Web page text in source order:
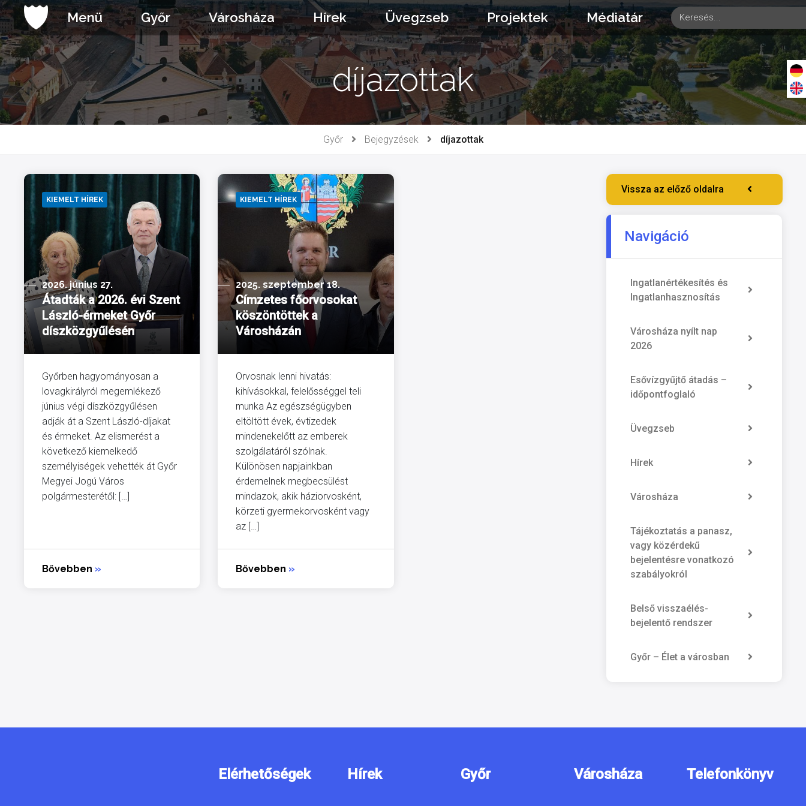
Ugrás
a
tartalomhoz
Menü Győr Városháza Hírek Üvegzseb Projektek Médiatár
díjazottak
Győr Bejegyzések díjazottak
KIEMELT HÍREK
2026. június 27.
Átadták a 2026. évi Szent
László-érmeket Győr
díszközgyűlésén
Győrben hagyományosan a
lovagkirályról megemlékező
június végi díszközgyűlésen
adják át a Szent László-díjakat
és érmeket. Az elismerést a
következő kiemelkedő
személyiségek vehették át Győr
Megyei Jogú Város
polgármesterétől: […]
Bővebben »
KIEMELT HÍREK
2025. szeptember 18.
Címzetes főorvosokat
köszöntöttek a
Városházán
Orvosnak lenni hivatás:
kihívásokkal, felelősséggel teli
munka Az egészségügyben
eltöltött évek, évtizedek
mindenekelőtt az emberek
szolgálatáról szólnak.
Különösen napjainkban
érdemelnek megbecsülést
mindazok, akik háziorvosként,
körzeti gyermekorvosként vagy
az […]
Bővebben »
Vissza az előző oldalra
Navigáció
Ingatlanértékesítés és
Ingatlanhasznosítás
Városháza nyílt nap
2026
Esővízgyűjtő átadás –
időpontfoglaló
Üvegzseb
Hírek
Városháza
Tájékoztatás a panasz,
vagy közérdekű
bejelentésre vonatkozó
szabályokról
Belső visszaélés-
bejelentő rendszer
Győr – Élet a városban
Elérhetőségek Hírek Győr Városháza Telefonkönyv